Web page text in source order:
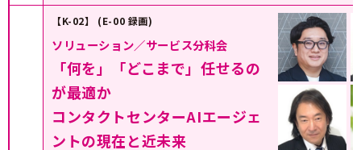
【K-02】 (E-00 録画)
ソリューション／サービス分科会
「何を」「どこまで」任せるの
が最適か
コンタクトセンターAIエージェ
ントの現在と近未来